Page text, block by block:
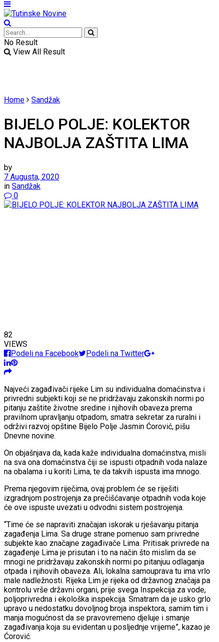
No Result
View All Result
Home Sandžak
BIJELO POLJE: KOLEKTOR
NAJBOLJA ZAŠTITA LIMA
by
7 Augusta, 2020
in Sandžak
0
82
VIEWS
Podeli na Facebook
Podeli na Twitter
Najveći zagađivači rijeke Lim su individualna domaćinstva i
privredni subjekti koji se ne pridržavaju zakonskih normi po
pitanju zaštite životne sredine i njihovih obaveza prema
pravilnom upravljanju otpadom, smatra sekretar za ruralni i
održivi razvoj opštine Bijelo Polje Jasmin Ćorović, pišu
Dnevne novine.
On objašnjava da, kada kaže individualna domaćinstva, misli
na sva ona domaćinstva čiji se ispusti otpadnih voda nalaze
na obalama i u koriti Lima, te da takvih ispusta ima mnogo.
Prema njegovim riječima, ovaj problem će se riješiti
izgradnjom postrojenja za prečišćavanje otpadnih voda koje
će ove ispuste uvezati u odvodni sistem postrojenja.
“Time će se napraviti značajan iskorak u rješavanju pitanja
zagađenja Lima. Sa druge strane pomenuo sam privredne
subjekte kao značajne zagađivače Lima. Pritisak privrede na
zagađenje Lima je prisutan i to na način što mislim da se
mnogi ne pridržavaju zakonskih normi po pitanjuu odlaganja
otpada i njihovih obaveza. Ali, lokalna samouprava tu ima vrlo
male nadležnosti. Rijeka Lim je rijeka od državnog značaja pa
kontrolu vrše državni organi, prije svega Inspekcija za vode,
poljoprivredna i ekološka inspekcija. Smatram da je usko grlo
upravo u nedostatku dovoljnog broja inspektora, samim tim i
manja mogućnost da se pravovremeno djeluje i smanje
zagađivanja koja su evidentan u posljednje vrijeme”, kazao je
Ćorović.